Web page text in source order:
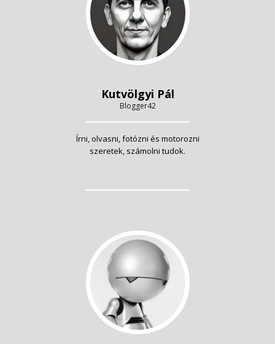
Kutvölgyi Pál
Blogger42
Írni, olvasni, fotózni és motorozni
szeretek, számolni tudok.